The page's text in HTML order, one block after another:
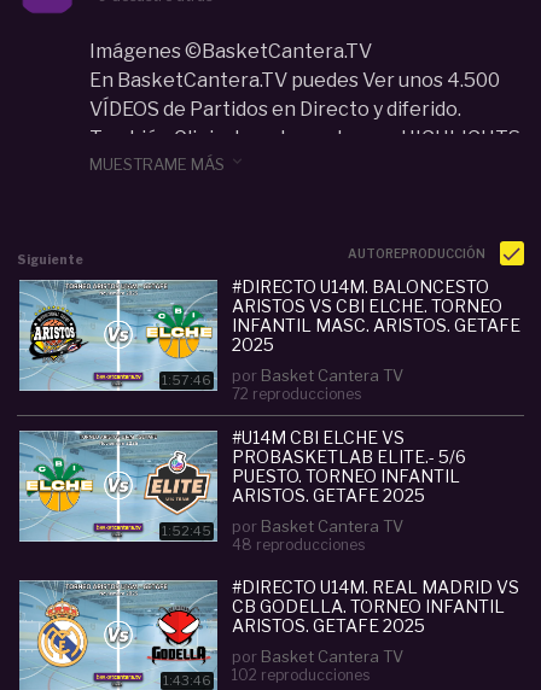
Imágenes ©BasketCantera.TV
En BasketCantera.TV puedes Ver unos 4.500
VÍDEOS de Partidos en Directo y diferido.
También Clinic de entrenadores y HIGHLIGHTS
de los mejores equipos y jugadores de las
se aproxima a los 34 millones de visualizaciones
en todo el mundo.
- Información TWITTER: @BasketCanteraTV
- INSTAGRAM:
www.instagram.com/basketcantera/
#directo #u14m #cb #godella #cbi
neo
#infantil aristos #getafe #2025
MUESTRAME MÁS 
Siguiente AUTOREPRODUCCIÓN
1:57:46
#DIRECTO U14M. BALONCESTO
ARISTOS VS CBI ELCHE. TORNEO
INFANTIL MASC. ARISTOS. GETAFE
2025
por Basket Cantera TV
72 reproducciones
1:52:45
#U14M CBI ELCHE VS
PROBASKETLAB ELITE.- 5/6
PUESTO. TORNEO INFANTIL
ARISTOS. GETAFE 2025
por Basket Cantera TV
48 reproducciones
1:43:46
#DIRECTO U14M. REAL MADRID VS
CB GODELLA. TORNEO INFANTIL
ARISTOS. GETAFE 2025
por Basket Cantera TV
102 reproducciones